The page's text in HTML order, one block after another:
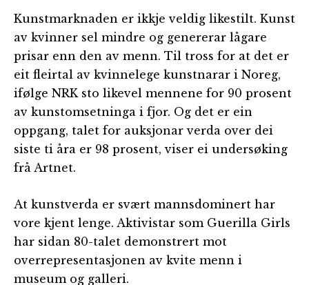
Kunstmarknaden er ikkje veldig likestilt. Kunst
av kvinner sel mindre og genererar lågare
prisar enn den av menn. Til tross for at det er
eit fleirtal av kvinnelege kunstnarar i Noreg,
ifølge NRK sto likevel mennene for 90 prosent
av kunstomsetninga i fjor. Og det er ein
oppgang, talet for auksjonar verda over dei
siste ti åra er 98 prosent, viser ei undersøking
frå Artnet.
At kunstverda er svært mannsdominert har
vore kjent lenge. Aktivistar som Guerilla Girls
har sidan 80-talet demonstrert mot
overrepresentasjonen av kvite menn i
museum og galleri.